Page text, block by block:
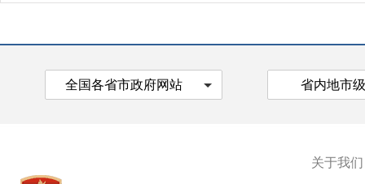
全国各省市政府网站 省内地市
关于我们